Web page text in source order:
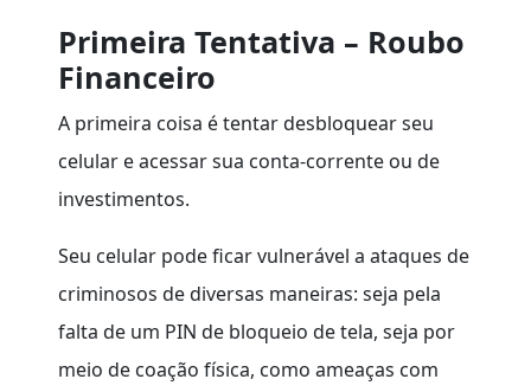
Primeira Tentativa – Roubo
Financeiro
A primeira coisa é tentar desbloquear seu
celular e acessar sua conta-corrente ou de
investimentos.
Seu celular pode ficar vulnerável a ataques de
criminosos de diversas maneiras: seja pela
falta de um PIN de bloqueio de tela, seja por
meio de coação física, como ameaças com